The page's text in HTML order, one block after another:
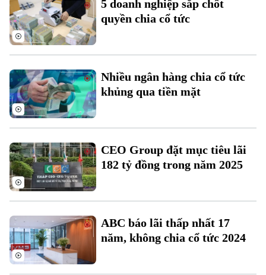
Theo dõi Hà Nội On
Di tích
Dinh dưỡng
Tư vấn sức khỏe
Bóng đá
Quần vợt
Golf
Giải trí
Tin tức
Sao
Điện ảnh
Âm nhạc
Đã phát sóng
5 doanh nghiệp sắp chốt
quyền chia cổ tức
Nhiều ngân hàng chia cổ tức
khủng qua tiền mặt
CEO Group đặt mục tiêu lãi
182 tỷ đồng trong năm 2025
ABC báo lãi thấp nhất 17
năm, không chia cổ tức 2024